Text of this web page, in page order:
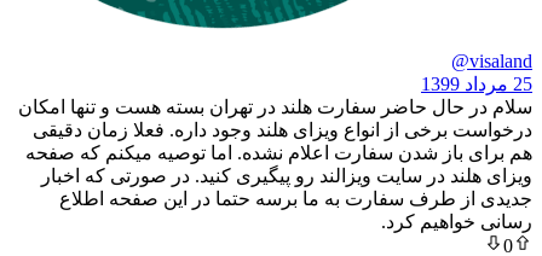
حاضر سفارت هلند در تهران بسته هست و تنها امکان
از انواع ویزای هلند وجود داره. فعلا زمان دقیقی
شدن سفارت اعلام نشده. اما توصیه میکنم که صفحه
در سایت ویزالند رو پیگیری کنید. در صورتی که اخبار
سفارت به ما برسه حتما در این صفحه اطلاع
کرد.